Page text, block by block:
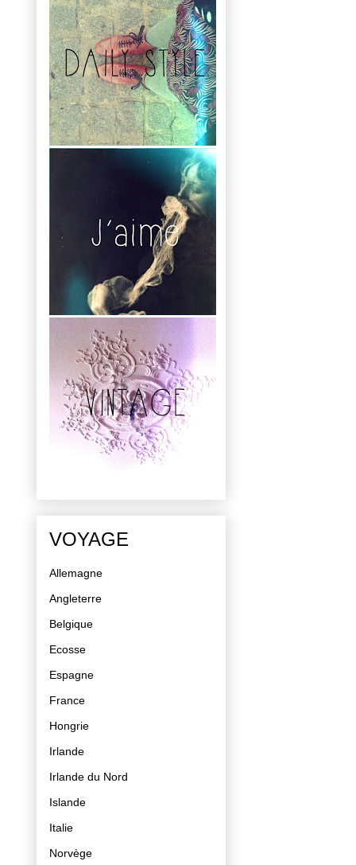
VOYAGE
Allemagne
Angleterre
Belgique
Ecosse
Espagne
France
Hongrie
Irlande
Irlande du Nord
Islande
Italie
Norvège